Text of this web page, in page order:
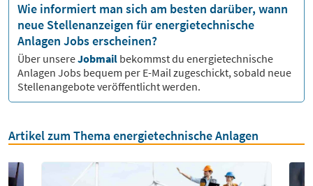
Wie informiert man sich am besten darüber, wann
neue Stellenanzeigen für energietechnische
Anlagen Jobs erscheinen?
Über unsereJobmail bekommst du energietechnische
Anlagen Jobs bequem per E-Mail zugeschickt, sobald neue
Stellenangebote veröffentlicht werden.
Artikel zum Thema energietechnische Anlagen